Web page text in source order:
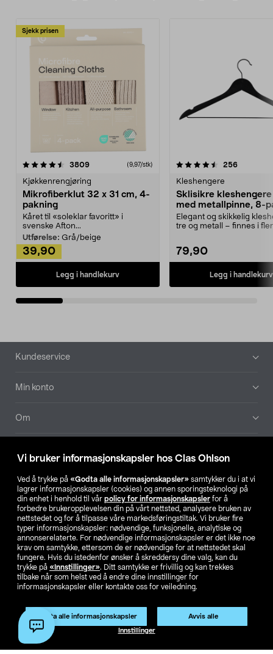
Vi bruker informasjonskapsler hos Clas Ohlson
Ved å trykke på «Godta alle informasjonskapsler» samtykker du i at vi
lagrer informasjonskapsler (cookies) og annen sporingsteknologi på
din enhet i henhold til vår policy for informasjonskapsler for å
forbedre brukeropplevelsen din på vårt nettsted, analysere bruken av
nettstedet og for å tilpasse våre markedsføringstiltak. Vi bruker fire
typer informasjonskapsler: nødvendige, funksjonelle, analytiske og
annonserelaterte. For nødvendige informasjonskapsler er det ikke noe
krav om samtykke, ettersom de er nødvendige for at nettstedet skal
fungere. Hvis du istedenfor ønsker å skreddersy dine valg, kan du
trykke på «Innstillinger». Ditt samtykke er frivillig og kan trekkes
tilbake når som helst ved å endre dine innstillinger for
informasjonskapsler eller kontakte oss for veiledning.
Godta alle informasjonskapsler Avvis alle
Innstillinger
Sjekk prisen
3809anmeldelser(9,97/stk)
Kjøkkenrengjøring
Mikrofiberklut 32 x 31 cm, 4-
pakning
Kåret til «soleklar favoritt» i
svenske Afton...
Utførelse: Grå/beige
39,90
Legg i handlekurv
4.5av 5 stjerner 256
Kleshengere
Sklisikre
med metallpinne, 8-
Elegant og skikkelig
tre og metall – finnes i
79,90
Legg i handlekurv
4.5av 5 stjerner
Bunntekst
Kundeservice
Min konto
Om
Våre selskaper
Finn din butikk
SE NO FI
Privacy statement Medlemsvilkår Kjøpsvilkår
For bedrifter
Endre til priser ekskl. moms